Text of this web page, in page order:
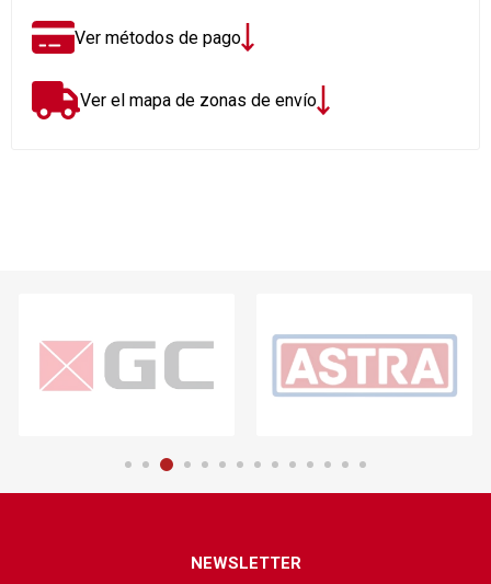
Ver métodos de pago
Ver el mapa de zonas de envío
NEWSLETTER